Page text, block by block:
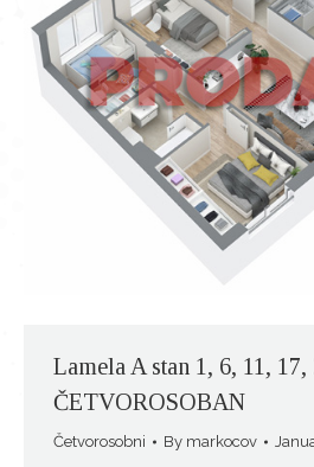
Lamela A stan 1, 6, 11, 17,
ČETVOROSOBAN
Četvorosobni By markocov